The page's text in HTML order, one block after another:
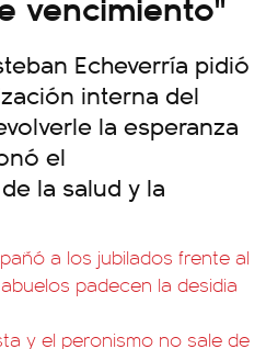
Echeverría pidió
interna del
la esperanza
el
la salud y la
a los jubilados frente al
padecen la desidia
y el peronismo no sale de